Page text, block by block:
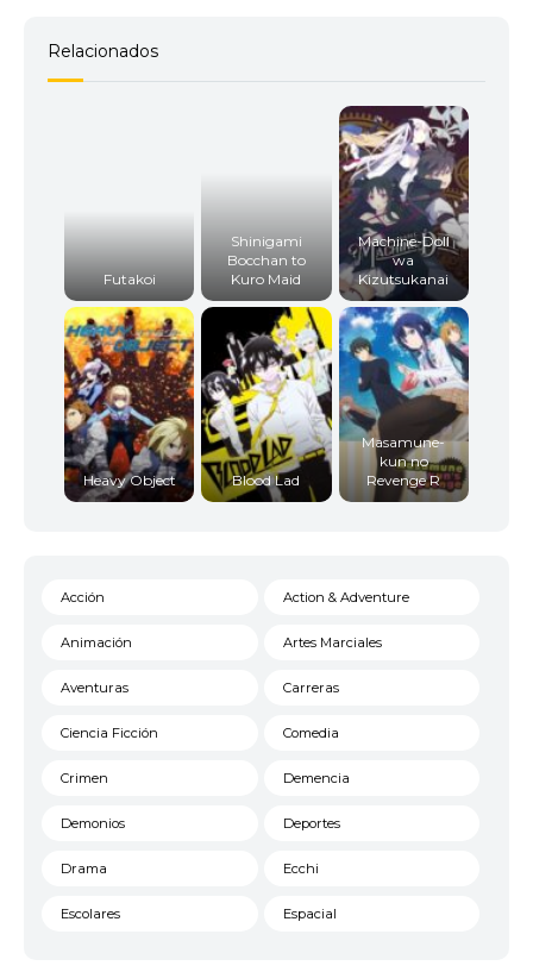
Relacionados
Futakoi
Shinigami
Bocchan to
Kuro Maid
Machine-Doll
wa
Kizutsukanai
Heavy Object Blood Lad
Masamune-
kun no
Revenge R
Acción Action & Adventure
Animación Artes Marciales
Aventuras Carreras
Ciencia Ficción Comedia
Crimen Demencia
Demonios Deportes
Drama Ecchi
Escolares Espacial